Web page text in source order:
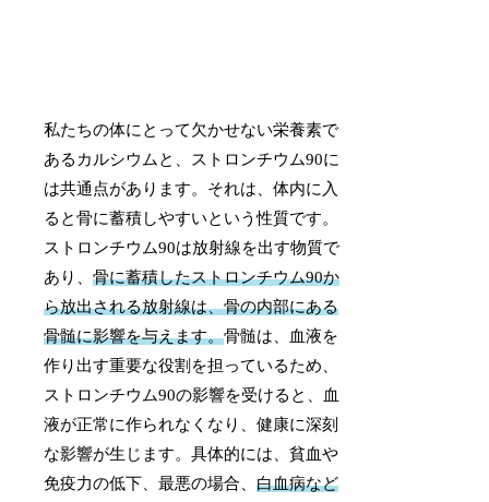
私たちの体にとって欠かせない栄養素で
あるカルシウムと、ストロンチウム90に
は共通点があります。それは、体内に入
ると骨に蓄積しやすいという性質です。
ストロンチウム90は放射線を出す物質で
あり、骨に蓄積したストロンチウム90か
ら放出される放射線は、骨の内部にある
骨髄に影響を与えます。骨髄は、血液を
作り出す重要な役割を担っているため、
ストロンチウム90の影響を受けると、血
液が正常に作られなくなり、健康に深刻
な影響が生じます。具体的には、貧血や
免疫力の低下、最悪の場合、白血病など